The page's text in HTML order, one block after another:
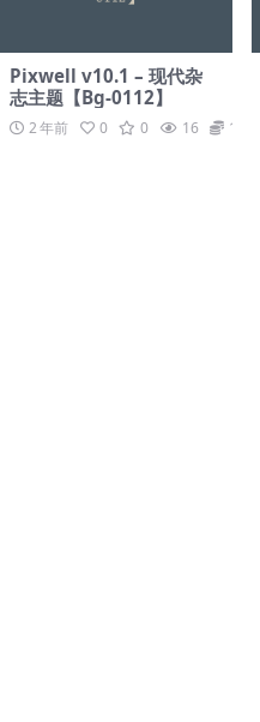
Pixwell v10.1 – 现代杂
志主题【Bg-0112】
2 年前 0 0 16 19.9